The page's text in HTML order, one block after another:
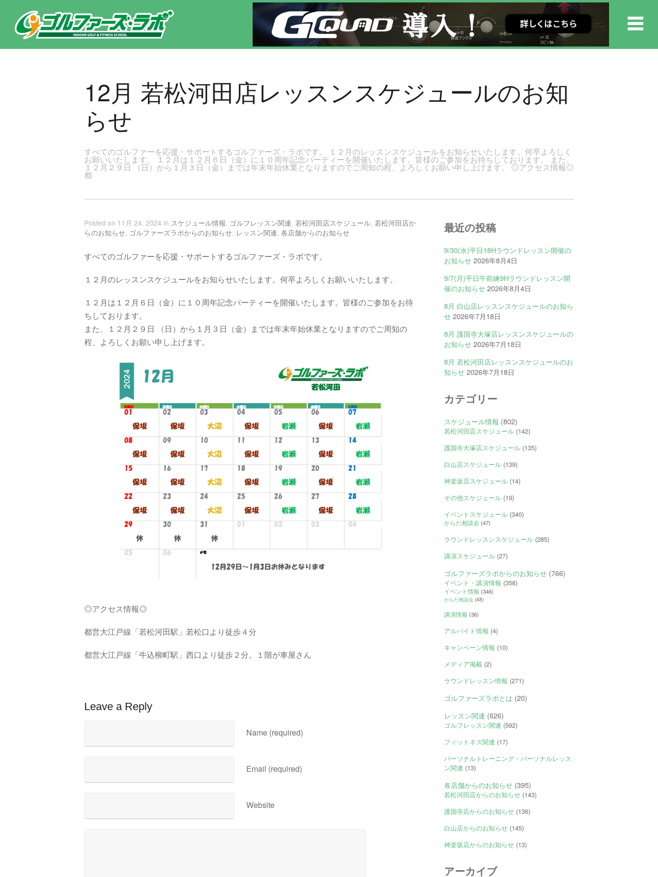
東京都新宿区・文京区ゴルフレッスンのゴルファーズ・ラボ » 12月 若松河田店レッスンスケジュールのお知らせのページです。新宿区、若松河田で気軽にゴルフレッスン！
12月 若松河田店レッスンスケジュールのお知
らせ
すべてのゴルファーを応援・サポートするゴルファーズ・ラボです。 １２月のレッスンスケジュールをお知らせいたします。何卒よろしく
お願いいたします。 １２月は１２月６日（金）に１０周年記念パーティーを開催いたします。皆様のご参加をお待ちしております。 また、
１２月２９日 （日）から１月３日（金）までは年末年始休業となりますのでご周知の程、よろしくお願い申し上げます。 ◎アクセス情報◎
都
Posted on 11月 24, 2024 in スケジュール情報, ゴルフレッスン関連, 若松河田店スケジュール, 若松河田店か
らのお知らせ, ゴルファーズラボからのお知らせ, レッスン関連, 各店舗からのお知らせ
すべてのゴルファーを応援・サポートするゴルファーズ・ラボです。
１２月のレッスンスケジュールをお知らせいたします。何卒よろしくお願いいたします。
１２月は１２月６日（金）に１０周年記念パーティーを開催いたします。皆様のご参加をお待
ちしております。
また、１２月２９日 （日）から１月３日（金）までは年末年始休業となりますのでご周知の
程、よろしくお願い申し上げます。
◎アクセス情報◎
都営大江戸線「若松河田駅」若松口より徒歩４分
都営大江戸線「牛込柳町駅」西口より徒歩２分。１階が車屋さん
Leave a Reply
Name (required)
Email (required)
Website
最近の投稿
9/30(水)平日18Hラウンドレッスン開催の
お知らせ2026年8月4日
9/7(月)平日午前練9Hラウンドレッスン開
催のお知らせ2026年8月4日
8月 白山店レッスンスケジュールのお知ら
せ2026年7月18日
8月 護国寺大塚店レッスンスケジュールの
お知らせ2026年7月18日
8月 若松河田店レッスンスケジュールのお
知らせ2026年7月18日
カテゴリー
スケジュール情報 (802)
若松河田店スケジュール (142)
護国寺大塚店スケジュール (135)
白山店スケジュール (139)
神楽坂店スケジュール (14)
その他スケジュール (19)
イベントスケジュール (340)
からだ相談会 (47)
ラウンドレッスンスケジュール (285)
講演スケジュール (27)
ゴルファーズラボからのお知らせ (766)
イベント・講演情報 (358)
イベント情報 (346)
からだ相談会 (48)
講演情報 (36)
アルバイト情報 (4)
キャンペーン情報 (10)
メディア掲載 (2)
ラウンドレッスン情報 (271)
ゴルファーズラボとは (20)
レッスン関連 (626)
ゴルフレッスン関連 (592)
フィットネス関連 (17)
パーソナルトレーニング・パーソナルレッス
ン関連 (13)
各店舗からのお知らせ (395)
若松河田店からのお知らせ (143)
護国寺店からのお知らせ (136)
白山店からのお知らせ (145)
神楽坂店からのお知らせ (13)
アーカイブ